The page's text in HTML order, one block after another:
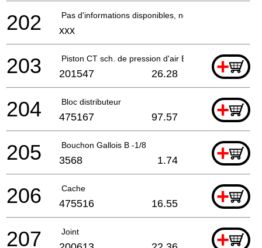
Pas d'informations disponibles, non commandable
202 xxx
Piston CT sch. de pression d'air ET-BG +
203 201547 26.28
Bloc distributeur +
204 475167 97.57
Bouchon Gallois B -1/8 +
205 3568 1.74
Cache +
206 475516 16.55
Joint +
207